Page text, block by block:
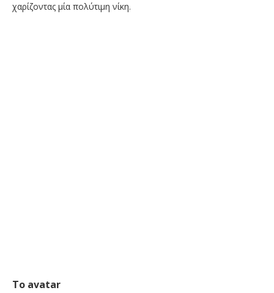
χαρίζοντας μία πολύτιμη νίκη.
To avatar